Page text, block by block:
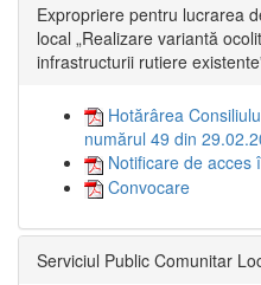
Expropriere pentru lucrarea
local „Realizare variantă
infrastructurii rutiere
Hotărârea
numărul 49 din
Notificare de acces
Convocare
Serviciul Public Comunitar